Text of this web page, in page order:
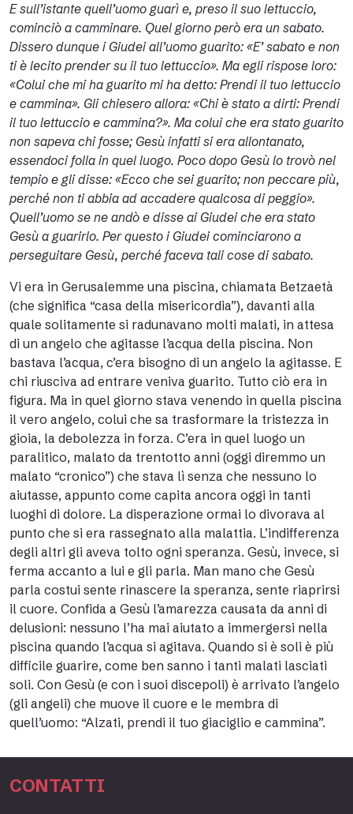
E sull’istante quell’uomo guarì e, preso il suo lettuccio,
cominciò a camminare. Quel giorno però era un sabato.
Dissero dunque i Giudei all’uomo guarito: «E’ sabato e non
ti è lecito prender su il tuo lettuccio». Ma egli rispose loro:
«Colui che mi ha guarito mi ha detto: Prendi il tuo lettuccio
e cammina». Gli chiesero allora: «Chi è stato a dirti: Prendi
il tuo lettuccio e cammina?». Ma colui che era stato guarito
non sapeva chi fosse; Gesù infatti si era allontanato,
essendoci folla in quel luogo. Poco dopo Gesù lo trovò nel
tempio e gli disse: «Ecco che sei guarito; non peccare più,
perché non ti abbia ad accadere qualcosa di peggio».
Quell’uomo se ne andò e disse ai Giudei che era stato
Gesù a guarirlo. Per questo i Giudei cominciarono a
perseguitare Gesù, perché faceva tali cose di sabato.
Vi era in Gerusalemme una piscina, chiamata Betzaetà
(che significa “casa della misericordia”), davanti alla
quale solitamente si radunavano molti malati, in attesa
di un angelo che agitasse l’acqua della piscina. Non
bastava l’acqua, c’era bisogno di un angelo la agitasse. E
chi riusciva ad entrare veniva guarito. Tutto ciò era in
figura. Ma in quel giorno stava venendo in quella piscina
il vero angelo, colui che sa trasformare la tristezza in
gioia, la debolezza in forza. C’era in quel luogo un
paralitico, malato da trentotto anni (oggi diremmo un
malato “cronico”) che stava lì senza che nessuno lo
aiutasse, appunto come capita ancora oggi in tanti
luoghi di dolore. La disperazione ormai lo divorava al
punto che si era rassegnato alla malattia. L’indifferenza
degli altri gli aveva tolto ogni speranza. Gesù, invece, si
ferma accanto a lui e gli parla. Man mano che Gesù
parla costui sente rinascere la speranza, sente riaprirsi
il cuore. Confida a Gesù l’amarezza causata da anni di
delusioni: nessuno l’ha mai aiutato a immergersi nella
piscina quando l’acqua si agitava. Quando si è soli è più
difficile guarire, come ben sanno i tanti malati lasciati
soli. Con Gesù (e con i suoi discepoli) è arrivato l’angelo
(gli angeli) che muove il cuore e le membra di
quell’uomo: “Alzati, prendi il tuo giaciglio e cammina”.
CONTATTI